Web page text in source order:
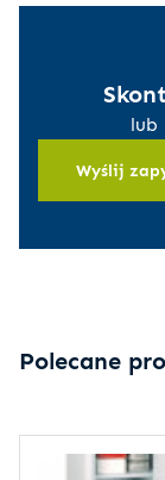
lub
Wyślij
Polecane